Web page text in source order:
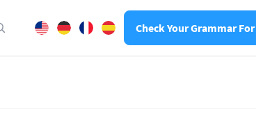
Check Your Grammar